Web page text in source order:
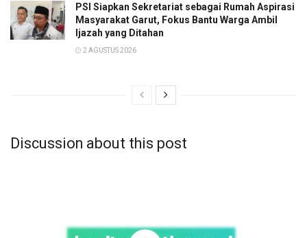
PSI Siapkan Sekretariat sebagai Rumah Aspirasi
Masyarakat Garut, Fokus Bantu Warga Ambil
Ijazah yang Ditahan
2 AGUSTUS 2026
Discussion about this post